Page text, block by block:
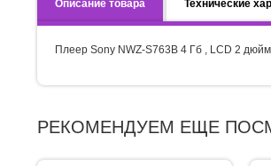
Описание товара Технические
Плеер Sony NWZ-S763B 4 Гб , LCD 2
РЕКОМЕНДУЕМ ЕЩЕ